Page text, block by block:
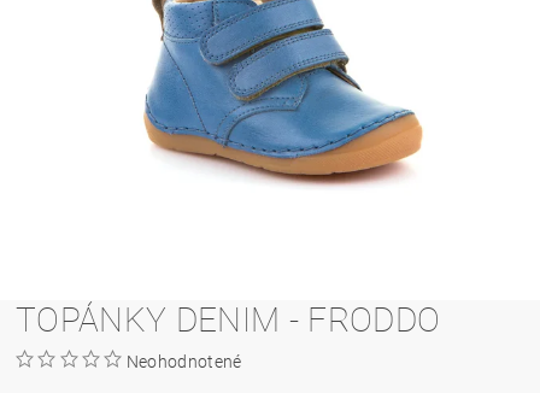
TOPÁNKY DENIM - FRODDO
Neohodnotené